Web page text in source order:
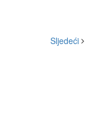
Sljedeći